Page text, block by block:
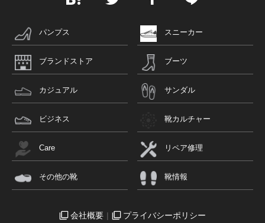
パンプス スニーカー
ブランドストア ブーツ
カジュアル サンダル
ビジネス 靴カルチャー
Care リペア修理
その他の靴 靴情報
会社概要 プライバシーポリシー